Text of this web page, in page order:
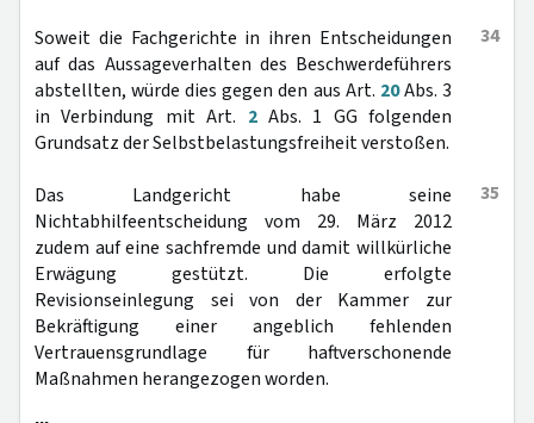
34
Soweit die Fachgerichte in ihren Entscheidungen
auf das Aussageverhalten des Beschwerdeführers
abstellten, würde dies gegen den aus Art. 20Abs. 3
in Verbindung mit Art. 2Abs. 1 GG folgenden
Grundsatz der Selbstbelastungsfreiheit verstoßen.
35
Das Landgericht habe seine
Nichtabhilfeentscheidung vom 29. März 2012
zudem auf eine sachfremde und damit willkürliche
Erwägung gestützt. Die erfolgte
Revisionseinlegung sei von der Kammer zur
Bekräftigung einer angeblich fehlenden
Vertrauensgrundlage für haftverschonende
Maßnahmen herangezogen worden.